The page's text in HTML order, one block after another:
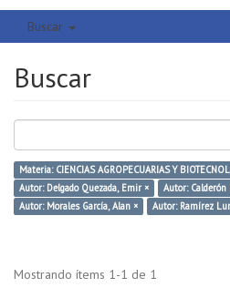
Buscar
Buscar
Materia: CIENCIAS AGROPECUARIAS Y
Autor: Delgado Quezada, Emir ×
Autor: Calderón
Autor: Morales García, Alan ×
Autor: Ramírez
Mostrando ítems 1-1 de 1